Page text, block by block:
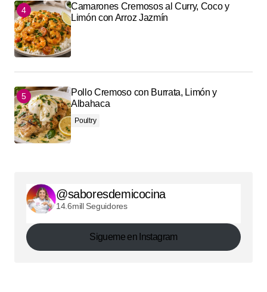
Camarones Cremosos al Curry, Coco y
Limón con Arroz Jazmín
Pollo Cremoso con Burrata, Limón y
Albahaca
Poultry
@saboresdemicocina
14.6mill Seguidores
Sigueme en Instagram